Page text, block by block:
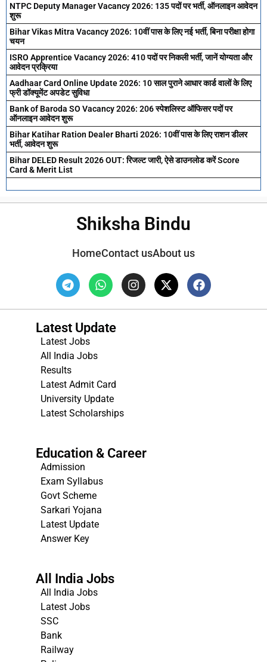
NTPC Deputy Manager Vacancy 2026: 135 पदों पर भर्ती, ऑनलाइन आवेदन
शुरू
Bihar Vikas Mitra Vacancy 2026: 10वीं पास के लिए नई भर्ती, बिना परीक्षा होगा
चयन
ISRO Apprentice Vacancy 2026: 410 पदों पर निकली भर्ती, जानें योग्यता और
आवेदन प्रक्रिया
Aadhaar Card Online Update 2026: 10 साल पुराने आधार कार्ड वालों के लिए
फ्री डॉक्यूमेंट अपडेट सुविधा
Bank of Baroda SO Vacancy 2026: 206 स्पेशलिस्ट ऑफिसर पदों पर
ऑनलाइन आवेदन शुरू
Bihar Katihar Ration Dealer Bharti 2026: 10वीं पास के लिए राशन डीलर
भर्ती, आवेदन शुरू
Bihar DELED Result 2026 OUT: रिजल्ट जारी, ऐसे डाउनलोड करें Score
Card & Merit List
Shiksha Bindu
HomeContact usAbout us
Latest Update
Latest Jobs
All India Jobs
Results
Latest Admit Card
University Update
Latest Scholarships
Education & Career
Admission
Exam Syllabus
Govt Scheme
Sarkari Yojana
Latest Update
Answer Key
All India Jobs
All India Jobs
Latest Jobs
SSC
Bank
Railway